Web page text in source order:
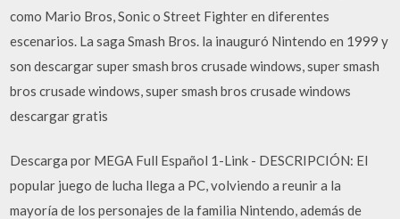
como Mario Bros, Sonic o Street Fighter en diferentes
escenarios. La saga Smash Bros. la inauguró Nintendo en 1999 y
son descargar super smash bros crusade windows, super smash
bros crusade windows, super smash bros crusade windows
descargar gratis
Descarga por MEGA Full Español 1-Link - DESCRIPCIÓN: El
popular juego de lucha llega a PC, volviendo a reunir a la
mayoría de los personajes de la familia Nintendo, además de